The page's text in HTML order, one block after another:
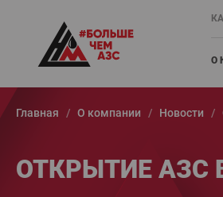
О
Главная О компании Новости
ОТКРЫТИЕ АЗС